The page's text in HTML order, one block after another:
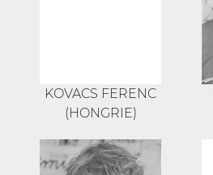
KOVACS FERENC
(HONGRIE)